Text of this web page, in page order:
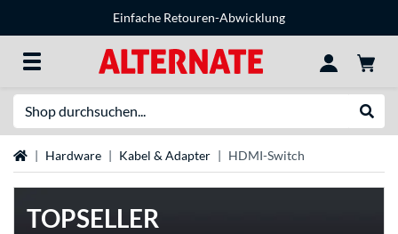
Einfache Retouren-Abwicklung
StartseiteHardware Kabel & Adapter HDMI-Switch
TOPSELLER